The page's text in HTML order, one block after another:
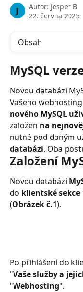
J Autor: Jesper B
22. června 2025
Obsah
MySQL
Novou databázi
Vašeho
nového MySQL
založen na
nutné pod daným
databázi. Oba
Založení
Novou databázi
do klientské sekce
(Obrázek č.1).
Po přihlášení do
"Vaše služby a
"Webhosting".